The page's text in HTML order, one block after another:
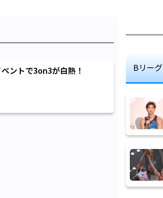
ントで3on3が白熱！ Bリーグ